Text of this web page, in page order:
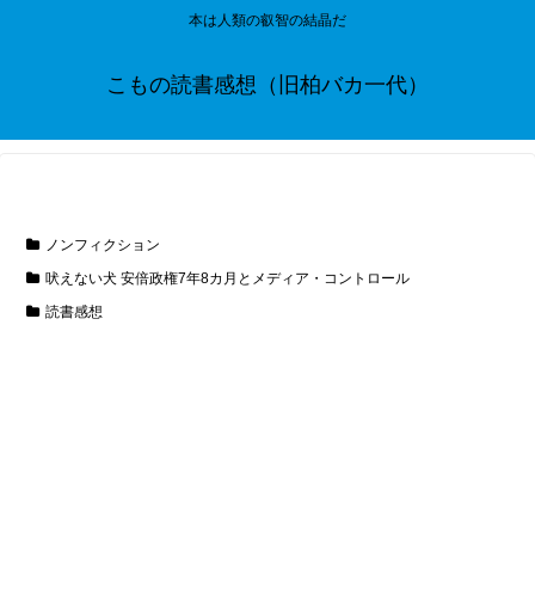
本は人類の叡智の結晶だ
こもの読書感想（旧柏バカ一代）
ノンフィクション
吠えない犬 安倍政権7年8カ月とメディア・コントロール
読書感想